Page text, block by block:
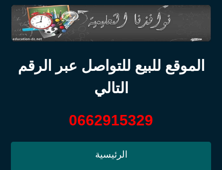
الموقع للبيع للتواصل عبر الرقم
التالي
0662915329
الرئيسية